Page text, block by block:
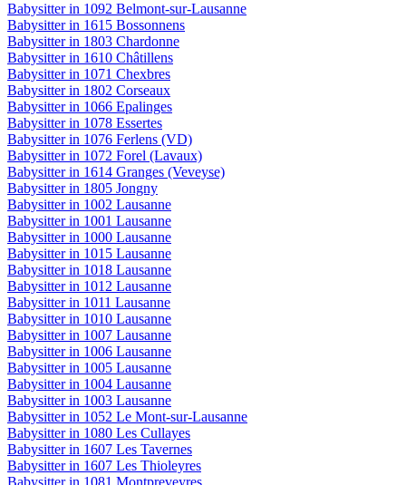
Babysitter in 1092 Belmont-sur-Lausanne
Babysitter in 1615 Bossonnens
Babysitter in 1803 Chardonne
Babysitter in 1610 Châtillens
Babysitter in 1071 Chexbres
Babysitter in 1802 Corseaux
Babysitter in 1066 Epalinges
Babysitter in 1078 Essertes
Babysitter in 1076 Ferlens (VD)
Babysitter in 1072 Forel (Lavaux)
Babysitter in 1614 Granges (Veveyse)
Babysitter in 1805 Jongny
Babysitter in 1002 Lausanne
Babysitter in 1001 Lausanne
Babysitter in 1000 Lausanne
Babysitter in 1015 Lausanne
Babysitter in 1018 Lausanne
Babysitter in 1012 Lausanne
Babysitter in 1011 Lausanne
Babysitter in 1010 Lausanne
Babysitter in 1007 Lausanne
Babysitter in 1006 Lausanne
Babysitter in 1005 Lausanne
Babysitter in 1004 Lausanne
Babysitter in 1003 Lausanne
Babysitter in 1052 Le Mont-sur-Lausanne
Babysitter in 1080 Les Cullayes
Babysitter in 1607 Les Tavernes
Babysitter in 1607 Les Thioleyres